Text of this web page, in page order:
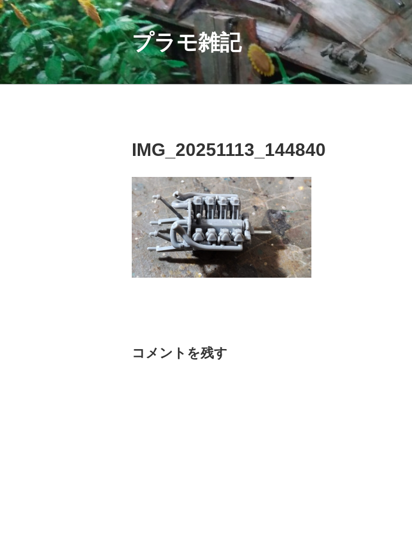
コ
ン
テ
ン
ツ
へ
プラモ雑記
IMG_20251113_144840
コメントを残す